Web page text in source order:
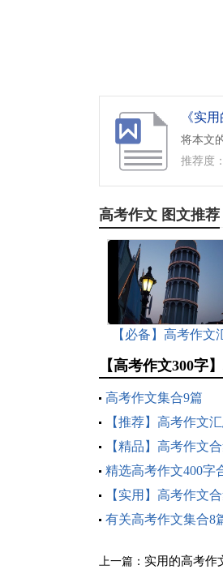
《实
将本文
推荐度：
高考作文 图文推荐
【必备】高考作文
【高考作文300字
高考作文集合9篇
【推荐】高考作文
【精品】高考作文
精选高考作文400字
【实用】高考作文
有关高考作文集合8
上一篇： 实用的高考作